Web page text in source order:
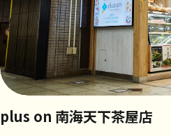
plus on 南海天下茶屋店